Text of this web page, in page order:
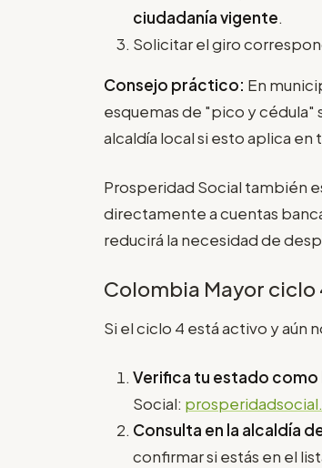
ciudadanía vigente.
Solicitar el giro
Consejo práctico: En
esquemas de "pico y
alcaldía local si esto aplica
Prosperidad Social también
directamente a cuentas
reducirá la necesidad de
Colombia Mayor ciclo
Si el ciclo 4 está activo y aún
Verifica tu estado
Social:
Consulta en la alcaldía
confirmar si estás en el